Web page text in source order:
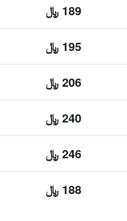
189 ﷼
195 ﷼
206 ﷼
240 ﷼
246 ﷼
188 ﷼